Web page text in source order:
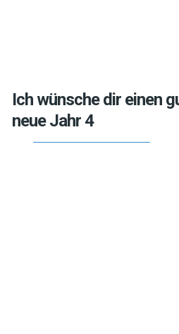
Ich wünsche dir einen
neue Jahr 4